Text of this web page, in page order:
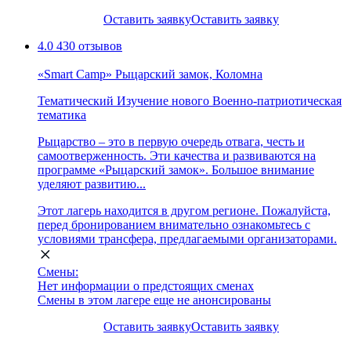
Оставить заявкуОставить заявку
4.0 430 отзывов
«Smart Camp» Рыцарский замок, Коломна
Тематический Изучение нового Военно-патриотическая
тематика
Рыцарство – это в первую очередь отвага, честь и
самоотверженность. Эти качества и развиваются на
программе «Рыцарский замок». Большое внимание
уделяют развитию...
Этот лагерь находится в другом регионе. Пожалуйста,
перед бронированием внимательно ознакомьтесь с
условиями трансфера, предлагаемыми организаторами.
Смены:
Нет информации о предстоящих сменах
Смены в этом лагере еще не анонсированы
Оставить заявкуОставить заявку